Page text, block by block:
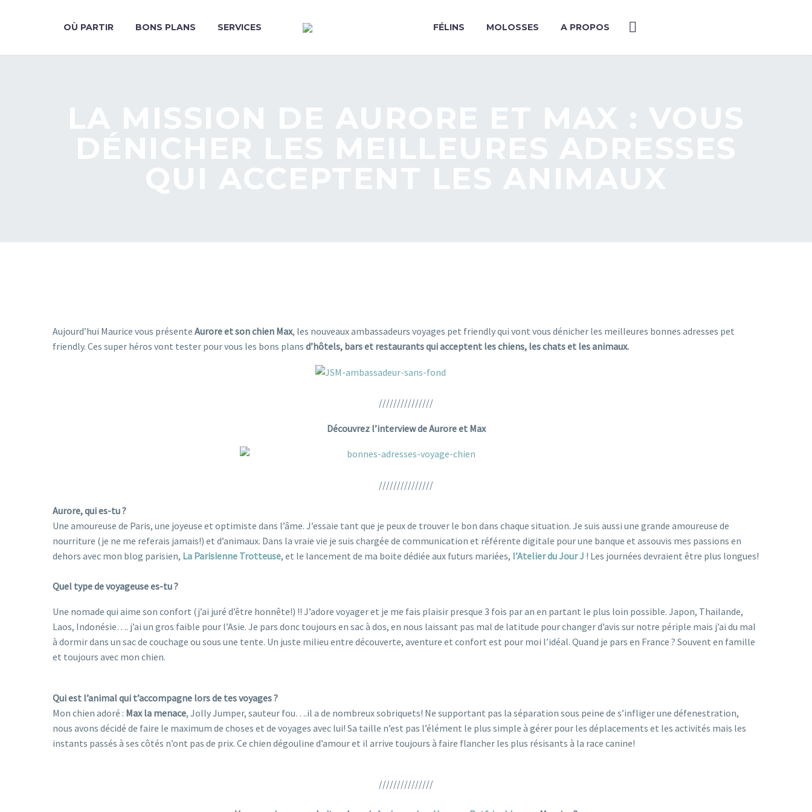
OÙ PARTIR BONS PLANS SERVICES FÉLINS MOLOSSES A PROPOS
Aujourd’hui Maurice vous présente Aurore et son chien Max, les nouveaux ambassadeurs voyages pet friendly qui vont vous dénicher les meilleures bonnes adresses pet
friendly. Ces super héros vont tester pour vous les bons plans d’hôtels, bars et restaurants qui acceptent les chiens, les chats et les animaux.
///////////////
Découvrez l’interview de Aurore et Max
///////////////
Aurore, qui es-tu ?
Une amoureuse de Paris, une joyeuse et optimiste dans l’âme. J’essaie tant que je peux de trouver le bon dans chaque situation. Je suis aussi une grande amoureuse de
nourriture (je ne me referais jamais!) et d’animaux. Dans la vraie vie je suis chargée de communication et référente digitale pour une banque et assouvis mes passions en
dehors avec mon blog parisien, La Parisienne Trotteuse, et le lancement de ma boite dédiée aux futurs mariées, l’Atelier du Jour J ! Les journées devraient être plus longues!
Quel type de voyageuse es-tu ?
Une nomade qui aime son confort (j’ai juré d’être honnête!) !! J’adore voyager et je me fais plaisir presque 3 fois par an en partant le plus loin possible. Japon, Thailande,
Laos, Indonésie…. j’ai un gros faible pour l’Asie. Je pars donc toujours en sac à dos, en nous laissant pas mal de latitude pour changer d’avis sur notre périple mais j’ai du mal
à dormir dans un sac de couchage ou sous une tente. Un juste milieu entre découverte, aventure et confort est pour moi l’idéal. Quand je pars en France ? Souvent en famille
et toujours avec mon chien.
Qui est l’animal qui t’accompagne lors de tes voyages ?
Mon chien adoré : Max la menace, Jolly Jumper, sauteur fou….il a de nombreux sobriquets! Ne supportant pas la séparation sous peine de s’infliger une défenestration,
nous avons décidé de faire le maximum de choses et de voyages avec lui! Sa taille n’est pas l’élément le plus simple à gérer pour les déplacements et les activités mais les
instants passés à ses côtés n’ont pas de prix. Ce chien dégouline d’amour et il arrive toujours à faire flancher les plus résisants à la race canine!
///////////////